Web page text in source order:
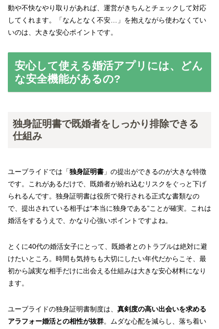
動や不快なやり取りがあれば、運営がきちんとチェックして対応
してくれます。「なんとなく不安…」を抱えながら使わなくてい
いのは、大きな安心ポイントです。
安心して使える婚活アプリには、どん
な安全機能があるの?
独身証明書で既婚者をしっかり排除できる
仕組み
ユーブライドでは「独身証明書 」の提出ができるのが大きな特徴
です。これがあるだけで、既婚者が紛れ込むリスクをぐっと下げ
られるんです。独身証明書は役所で発行される正式な書類なの
で、提出されている相手は“本当に独身である”ことが確実。これは
婚活をするうえで、かなり心強いポイントですよね。
とくに40代の婚活女子にとって、既婚者とのトラブルは絶対に避
けたいところ。時間も気持ちも大切にしたい年代だからこそ、最
初から誠実な相手だけに出会える仕組みは大きな安心材料になり
ます。
ユーブライドの独身証明書制度は、 真剣度の高い出会いを求める
アラフォー婚活との相性が抜群。ムダな心配を減らし、落ち着い